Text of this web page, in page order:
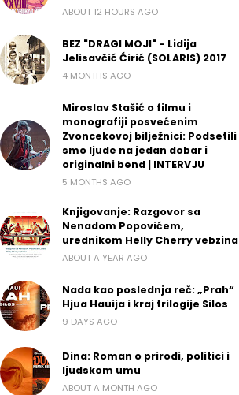
ABOUT 12 HOURS AGO
BEZ "DRAGI MOJI" - Lidija
Jelisavčić Ćirić (SOLARIS) 2017
4 MONTHS AGO
Miroslav Stašić o filmu i
monografiji posvećenim
Zvoncekovoj bilježnici: Podsetili
smo ljude na jedan dobar i
originalni bend | INTERVJU
5 MONTHS AGO
Knjigovanje: Razgovor sa
Nenadom Popovićem,
urednikom Helly Cherry vebzina
ABOUT A YEAR AGO
Nada kao poslednja reč: „Prah“
Hjua Hauija i kraj trilogije Silos
9 DAYS AGO
Dina: Roman o prirodi, politici i
ljudskom umu
ABOUT A MONTH AGO